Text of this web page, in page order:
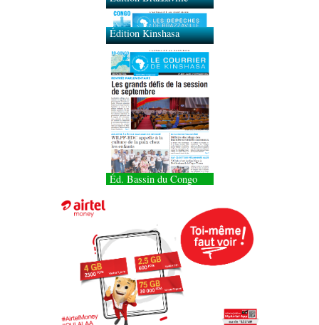
Édition Kinshasa
Éd. Bassin du Congo